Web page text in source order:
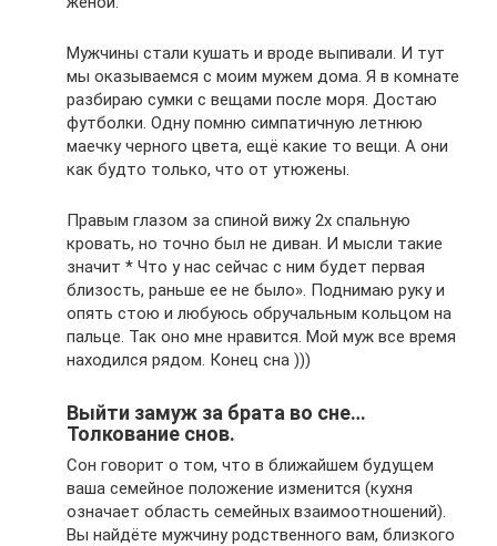
Мужчины стали кушать и вроде выпивали. И тут
мы оказываемся с моим мужем дома. Я в комнате
разбираю сумки с вещами после моря. Достаю
футболки. Одну помню симпатичную летнюю
маечку черного цвета, ещё какие то вещи. А они
как будто только, что от утюжены.
Правым глазом за спиной вижу 2х спальную
кровать, но точно был не диван. И мысли такие
значит * Что у нас сейчас с ним будет первая
близость, раньше ее не было». Поднимаю руку и
опять стою и любуюсь обручальным кольцом на
пальце. Так оно мне нравится. Мой муж все время
находился рядом. Конец сна )))
Выйти замуж за брата во сне…
Толкование снов.
Сон говорит о том, что в ближайшем будущем
ваша семейное положение изменится (кухня
означает область семейных взаимоотношений).
Вы найдёте мужчину родственного вам, близкого